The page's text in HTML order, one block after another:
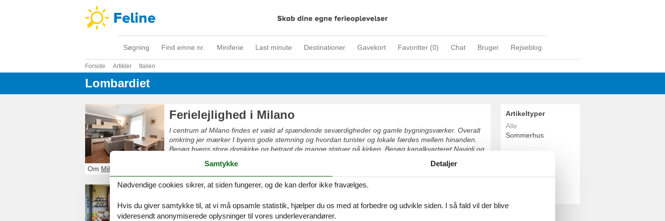
Søgning Find emne nr. Miniferie Last minute Destinationer Gavekort Favoritter (0) Chat Bruger Rejseblog
Forside Artikler Italien
Lombardiet
Ferielejlighed i Milano
I centrum af Milano findes et væld af spændende seværdigheder og gamle bygningsværker. Overalt
omkring jer mærker I byens gode stemning og hvordan turister og lokale færdes mellem hinanden.
Besøg byens store domkirke og betragt de mange statuer på kirken. Besøg kanalkvarteret Navigli og
Om Milano
Besøg masser af seværdigheder i Italiens mest befolkede by Milano. Gå til fodbold med de lokale på
Artikeltyper
Alle
Sommerhus
Italien
Samtykke Detaljer
Nødvendige cookies sikrer, at siden fungerer, og de kan derfor ikke fravælges.
Hvis du giver samtykke til, at vi må opsamle statistik, hjælper du os med at forbedre og udvikle siden. I så fald vil der blive
videresendt anonymiserede oplysninger til vores underleverandører.